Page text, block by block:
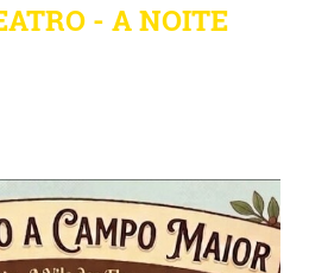
- A NOITE